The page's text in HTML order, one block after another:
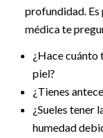
profundidad.
médica te
¿Hace cuánto
piel?
¿Tienes
¿Sueles tener
humedad